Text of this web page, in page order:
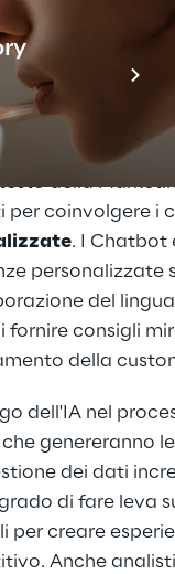
delle
efficace ed
volumi di dati
anche
della
per coinvolgere i
. I Chatbot
personalizzate
del
fornire consigli
della
dell'IA nel
genereranno
dei dati
di fare leva
per creare
Anche